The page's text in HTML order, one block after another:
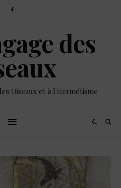
des
Oiseaux et à l'Hermétisme